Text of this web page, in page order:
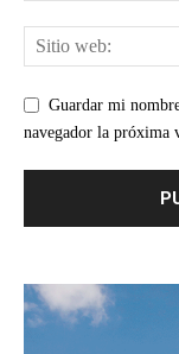
Guardar mi
navegador la próxima